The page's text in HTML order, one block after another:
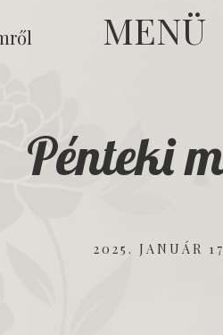
MENÜ
Pénteki
2025. JANUÁR